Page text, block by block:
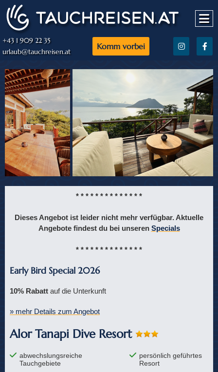
+43 1 909 22 35
urlaub@tauchreisen.at
Komm vorbei
* * * * * * * * * * * * * *
Dieses Angebot ist leider nicht mehr verfügbar. Aktuelle
Angebote findest du bei unseren Specials
* * * * * * * * * * * * * *
Early Bird Special 2026
10% Rabatt auf die Unterkunft
» mehr Details zum Angebot
Alor Tanapi Dive Resort
abwechslungsreiche
Tauchgebiete
persönlich geführtes
Resort